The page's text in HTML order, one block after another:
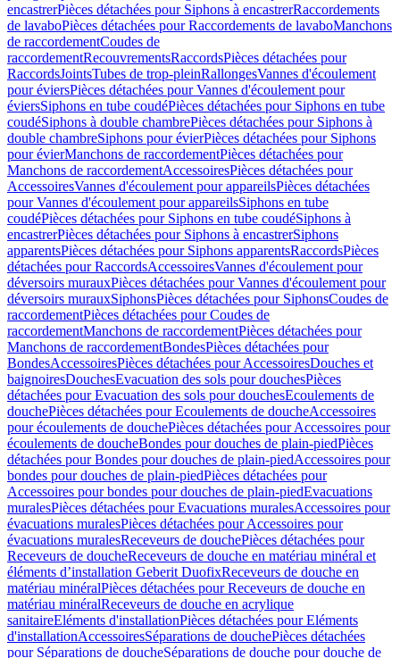
encastrerPièces détachées pour Siphons à encastrerRaccordements
de lavaboPièces détachées pour Raccordements de lavaboManchons
de raccordementCoudes de
raccordementRecouvrementsRaccordsPièces détachées pour
RaccordsJointsTubes de trop-pleinRallongesVannes d'écoulement
pour éviersPièces détachées pour Vannes d'écoulement pour
éviersSiphons en tube coudéPièces détachées pour Siphons en tube
coudéSiphons à double chambrePièces détachées pour Siphons à
double chambreSiphons pour évierPièces détachées pour Siphons
pour évierManchons de raccordementPièces détachées pour
Manchons de raccordementAccessoiresPièces détachées pour
AccessoiresVannes d'écoulement pour appareilsPièces détachées
pour Vannes d'écoulement pour appareilsSiphons en tube
coudéPièces détachées pour Siphons en tube coudéSiphons à
encastrerPièces détachées pour Siphons à encastrerSiphons
apparentsPièces détachées pour Siphons apparentsRaccordsPièces
détachées pour RaccordsAccessoiresVannes d'écoulement pour
déversoirs murauxPièces détachées pour Vannes d'écoulement pour
déversoirs murauxSiphonsPièces détachées pour SiphonsCoudes de
raccordementPièces détachées pour Coudes de
raccordementManchons de raccordementPièces détachées pour
Manchons de raccordementBondesPièces détachées pour
BondesAccessoiresPièces détachées pour AccessoiresDouches et
baignoiresDouchesEvacuation des sols pour douchesPièces
détachées pour Evacuation des sols pour douchesEcoulements de
douchePièces détachées pour Ecoulements de doucheAccessoires
pour écoulements de douchePièces détachées pour Accessoires pour
écoulements de doucheBondes pour douches de plain-piedPièces
détachées pour Bondes pour douches de plain-piedAccessoires pour
bondes pour douches de plain-piedPièces détachées pour
Accessoires pour bondes pour douches de plain-piedEvacuations
muralesPièces détachées pour Evacuations muralesAccessoires pour
évacuations muralesPièces détachées pour Accessoires pour
évacuations muralesReceveurs de douchePièces détachées pour
Receveurs de doucheReceveurs de douche en matériau minéral et
éléments d’installation Geberit DuofixReceveurs de douche en
matériau minéralPièces détachées pour Receveurs de douche en
matériau minéralReceveurs de douche en acrylique
sanitaireEléments d'installationPièces détachées pour Eléments
d'installationAccessoiresSéparations de douchePièces détachées
pour Séparations de doucheSéparations de douche pour douche de